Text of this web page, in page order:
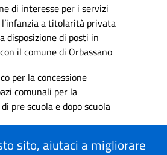
di interesse per i servizi
a titolarità privata
disposizione di posti in
il comune di Orbassano
per la concessione
comunali per la
pre scuola e dopo scuola
sito, aiutaci a migliorare